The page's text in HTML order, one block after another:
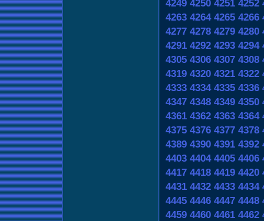
4249 4250 4251 4252
4263 4264 4265 4266
4277 4278 4279 4280
4291 4292 4293 4294
4305 4306 4307 4308
4319 4320 4321 4322
4333 4334 4335 4336
4347 4348 4349 4350
4361 4362 4363 4364
4375 4376 4377 4378
4389 4390 4391 4392
4403 4404 4405 4406
4417 4418 4419 4420
4431 4432 4433 4434
4445 4446 4447 4448
4459 4460 4461 4462